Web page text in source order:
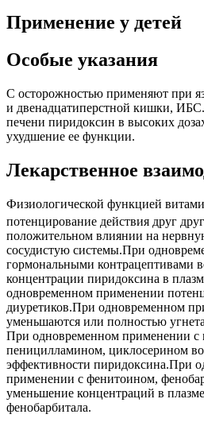
Применение у детей
Особые указания
С осторожностью применяют при
и двенадцатиперстной кишки,
печени пиридоксин в высоких
ухудшение ее функции.
Лекарственное
Физиологической функцией
потенцирование действия друг
положительном влиянии на
сосудистую системы.При
гормональными контрацептивами
концентрации пиридоксина в
одновременном применении
диуретиков.При одновременном
уменьшаются или полностью
При одновременном применении с
пеницилламином, циклосерином
эффективности пиридоксина.При
применении с фенитоином,
уменьшение концентраций в
фенобарбитала.